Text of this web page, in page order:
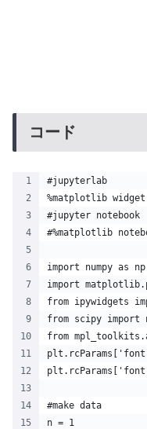
コード
#jupyterlab
%matplotlib widget
#jupyter notebook
#%matplotlib
import numpy as np
import
from ipywidgets
from scipy import
from
#make data
n = 1